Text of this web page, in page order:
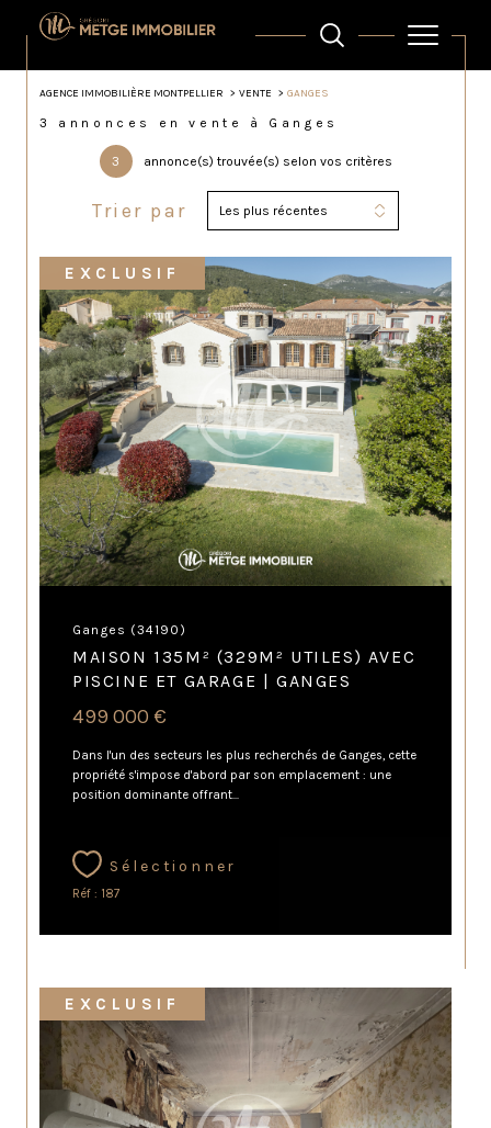
AGENCE IMMOBILIÈRE MONTPELLIER VENTE GANGES
3 annonces en vente à Ganges
3 annonce(s) trouvée(s) selon vos critères
Trier par Les plus récentes
Ganges (34190)
MAISON 135M² (329M² UTILES) AVEC
PISCINE ET GARAGE | GANGES
499 000 €
Dans l'un des secteurs les plus recherchés de Ganges, cette
propriété s'impose d'abord par son emplacement : une
position dominante offrant...
Sélectionner
Réf : 187
EXCLUSIF
EXCLUSIF